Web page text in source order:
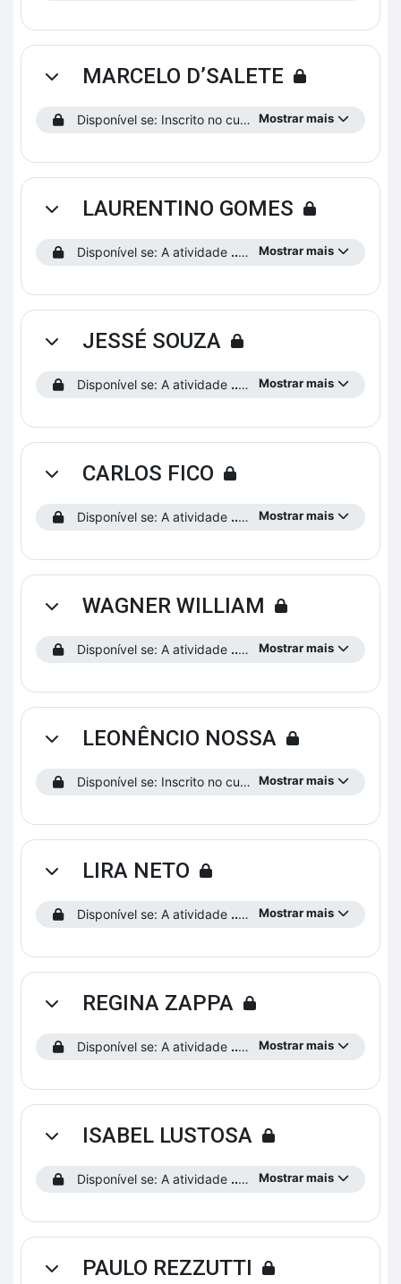
ContrairMARCELO D’SALETE
Mostrar mais
Disponível se: Inscrito no curso.
ContrairLAURENTINO GOMES
Mostrar mais
Disponível se: A atividade ...saiba como funciona o curso!
ContrairJESSÉ SOUZA
Mostrar mais
Disponível se: A atividade ...saiba como funciona o curso!
ContrairCARLOS FICO
Mostrar mais
Disponível se: A atividade ...saiba como funciona o curso!
ContrairWAGNER WILLIAM
Mostrar mais
Disponível se: A atividade ...saiba como funciona o curso!
ContrairLEONÊNCIO NOSSA
Mostrar mais
Disponível se: Inscrito no curso.
ContrairLIRA NETO
Mostrar mais
Disponível se: A atividade ...saiba como funciona o curso!
ContrairREGINA ZAPPA
Mostrar mais
Disponível se: A atividade ...saiba como funciona o curso!
ContrairISABEL LUSTOSA
Mostrar mais
Disponível se: A atividade ...saiba como funciona o curso!
ContrairPAULO REZZUTTI